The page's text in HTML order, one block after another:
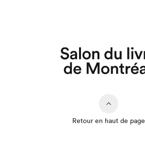
Retour en haut de page